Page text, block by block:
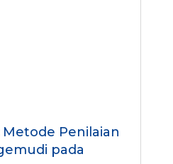
Penilaian
pada